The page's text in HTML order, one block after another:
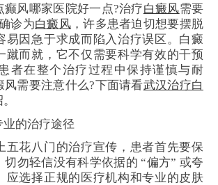
风哪家医院好一点?治疗白癜风需要
诊为白癜风，许多患者迫切想要摆脱
易因急于求成而陷入治疗误区。白癜
蹴而就，它不仅需要科学有效的干预
者在整个治疗过程中保持谨慎与耐
风需要注意什么?下面请看武汉治疗白
的治疗途径
花八门的治疗宣传，患者首先要保
勿轻信没有科学依据的 “偏方” 或夸
应选择正规的医疗机构和专业的皮肤